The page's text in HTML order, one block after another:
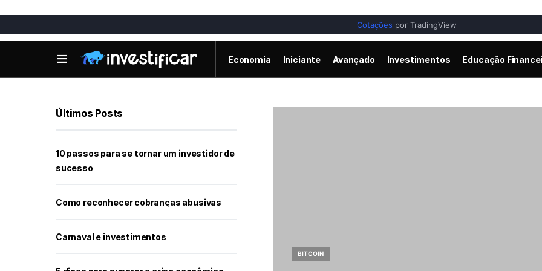
Cotações por TradingView
Economia Iniciante Avançado Investimentos Educação
BITCOIN
Últimos Posts
10 passos para se tornar um investidor de
sucesso
Como reconhecer cobranças abusivas
Carnaval e investimentos